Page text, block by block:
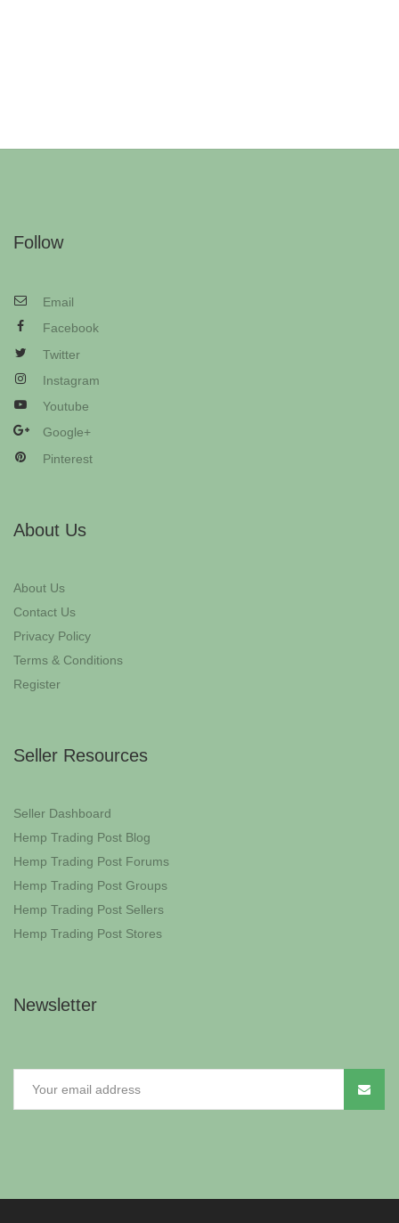
Follow
Email
Facebook
Twitter
Instagram
Youtube
Google+
Pinterest
About Us
About Us
Contact Us
Privacy Policy
Terms & Conditions
Register
Seller Resources
Seller Dashboard
Hemp Trading Post Blog
Hemp Trading Post Forums
Hemp Trading Post Groups
Hemp Trading Post Sellers
Hemp Trading Post Stores
Newsletter